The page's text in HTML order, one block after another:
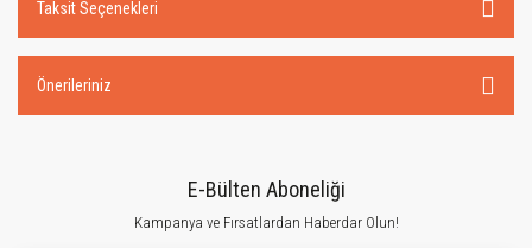
Taksit Seçenekleri
Önerileriniz
E-Bülten Aboneliği
Kampanya ve Fırsatlardan Haberdar Olun!